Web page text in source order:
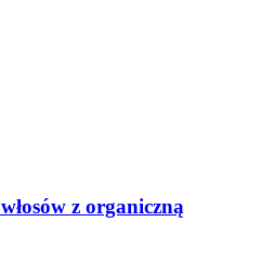
z organiczną